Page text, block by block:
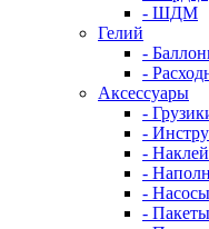
- ШДМ
Гелий
-
-
Аксессуары
-
-
-
-
-
-